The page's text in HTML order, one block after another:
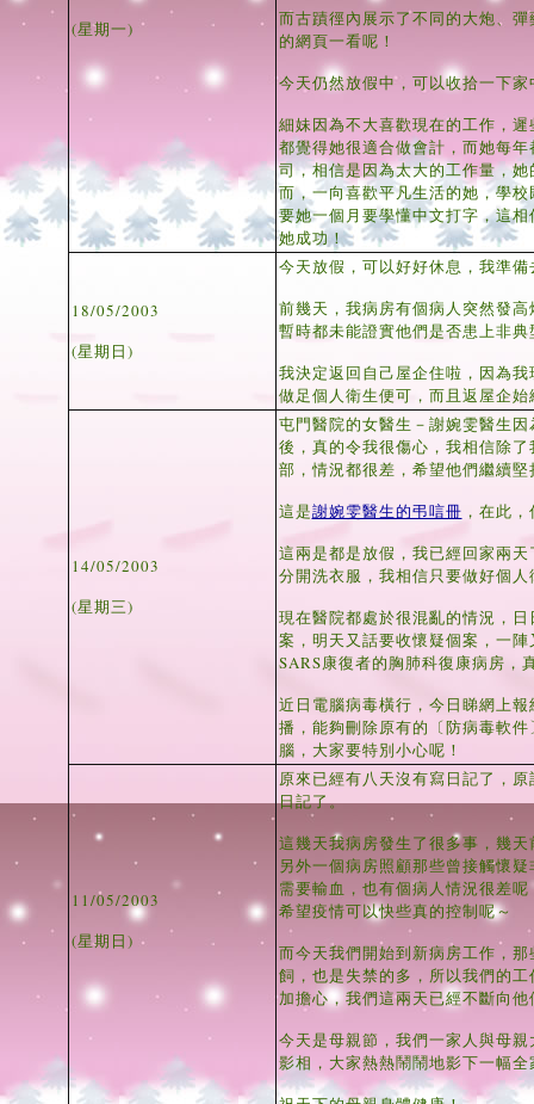
(星期一)
而古蹟徑內展示了不同的大炮、
的網頁一看呢！
今天仍然放假中，可以收拾一下
細妹因為不大喜歡現在的工作，
都覺得她很適合做會計，而她每
司，相信是因為太大的工作量，
而，一向喜歡平凡生活的她，學
要她一個月要學懂中文打字，這
她成功！
18/05/2003
(星期日)
今天放假，可以好好休息，我準
前幾天，我病房有個病人突然發
暫時都未能證實他們是否患上非典
我決定返回自己屋企住啦，因為
做足個人衛生便可，而且返屋企
14/05/2003
(星期三)
屯門醫院的女醫生－謝婉雯醫生
後，真的令我很傷心，我相信除
部，情況都很差，希望他們繼續
這是謝婉雯醫生的弔唁冊 ，在此
這兩是都是放假，我已經回家兩
分開洗衣服，我相信只要做好個
現在醫院都處於很混亂的情況，
案，明天又話要收懷疑個案，一
SARS康復者的胸肺科復康病房，
近日電腦病毒橫行，今日睇網上
播，能夠刪除原有的〔防病毒軟
腦，大家要特別小心呢！
11/05/2003
(星期日)
原來已經有八天沒有寫日記了，
日記了。
這幾天我病房發生了很多事，幾
另外一個病房照顧那些曾接觸懷
需要輸血，也有個病人情況很差
希望疫情可以快些真的控制呢～
而今天我們開始到新病房工作，
飼，也是失禁的多，所以我們的
加擔心，我們這兩天已經不斷向
今天是母親節，我們一家人與母
影相，大家熱熱鬧鬧地影下一幅全